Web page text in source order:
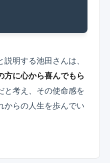
説明する池田さんは、
方に心から喜んでもら
と考え、その使命感を
からの人生を歩んでい